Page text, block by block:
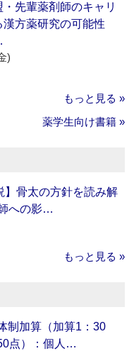
・先輩薬剤師のキャリ
漢方薬研究の可能性
)
もっと見る »
薬学生向け書籍 »
】骨太の方針を読み解
への影…
もっと見る »
制加算（加算1：30
点）：個人…